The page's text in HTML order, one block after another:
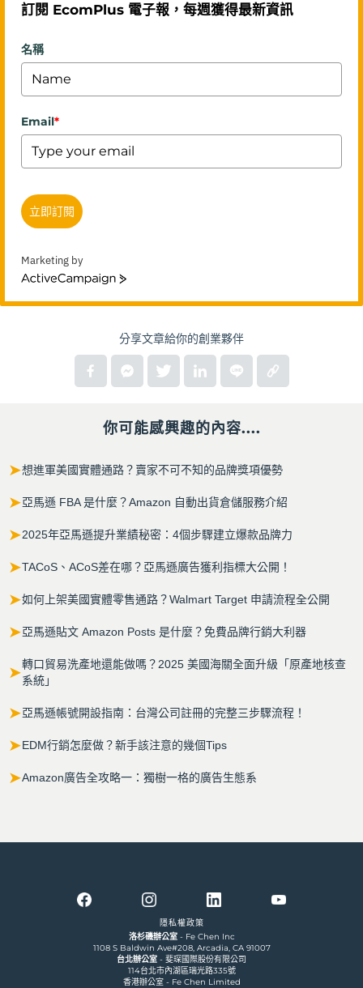
訂閱 EcomPlus 電子報，每週獲得最新資訊
名稱
Email*
立即訂閱
Marketing by
ActiveCampaign
分享文章給你的創業夥伴
你可能感興趣的內容....
➤想進軍美國實體通路？賣家不可不知的品牌獎項優勢
➤亞馬遜 FBA 是什麼？Amazon 自動出貨倉儲服務介紹
➤2025年亞馬遜提升業績秘密：4個步驟建立爆款品牌力
➤TACoS、ACoS差在哪？亞馬遜廣告獲利指標大公開！
➤如何上架美國實體零售通路？Walmart Target 申請流程全公開
➤亞馬遜貼文 Amazon Posts 是什麼？免費品牌行銷大利器
➤轉口貿易洗產地還能做嗎？2025 美國海關全面升級「原產地核查
系統」
➤亞馬遜帳號開設指南：台灣公司註冊的完整三步驟流程！
➤EDM行銷怎麼做？新手該注意的幾個Tips
➤Amazon廣告全攻略一：獨樹一格的廣告生態系
隱私權政策
洛杉磯辦公室- Fe Chen Inc
1108 S Baldwin Ave#208, Arcadia, CA 91007
台北辦公室 - 斐琛國際股份有限公司
114台北市內湖區瑞光路335號
香港辦公室 - Fe Chen Limited